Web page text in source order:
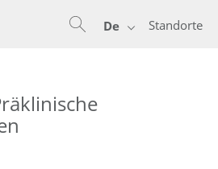
Standorte
De